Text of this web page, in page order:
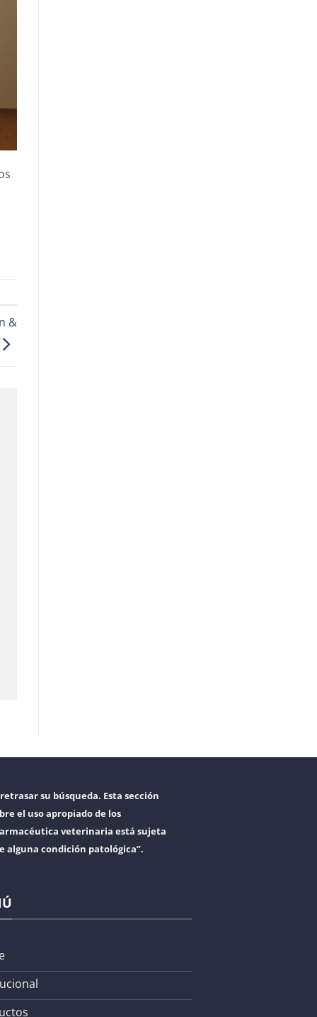
&
su búsqueda. Esta sección
el uso apropiado de los
veterinaria está sujeta
alguna condición patológica”.